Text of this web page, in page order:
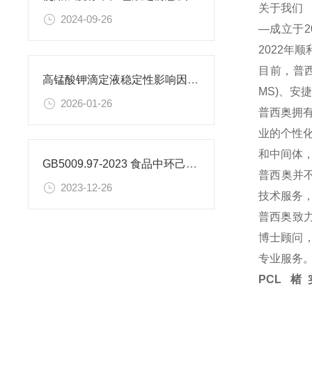
2024-09-26
高锰酸钾滴定液稳定性影响因素及保存期限研究
2026-01-26
GB5009.97-2023 食品中环己基氨基磺酸盐的测定标准
2023-12-26
关于我们
—成立于
2022年顺
目前，普
MS)、安
普西奥拥
业的个性
和中间体
普西奥并
技术服务
普西奥致
博士顾问
专业服务
PCL